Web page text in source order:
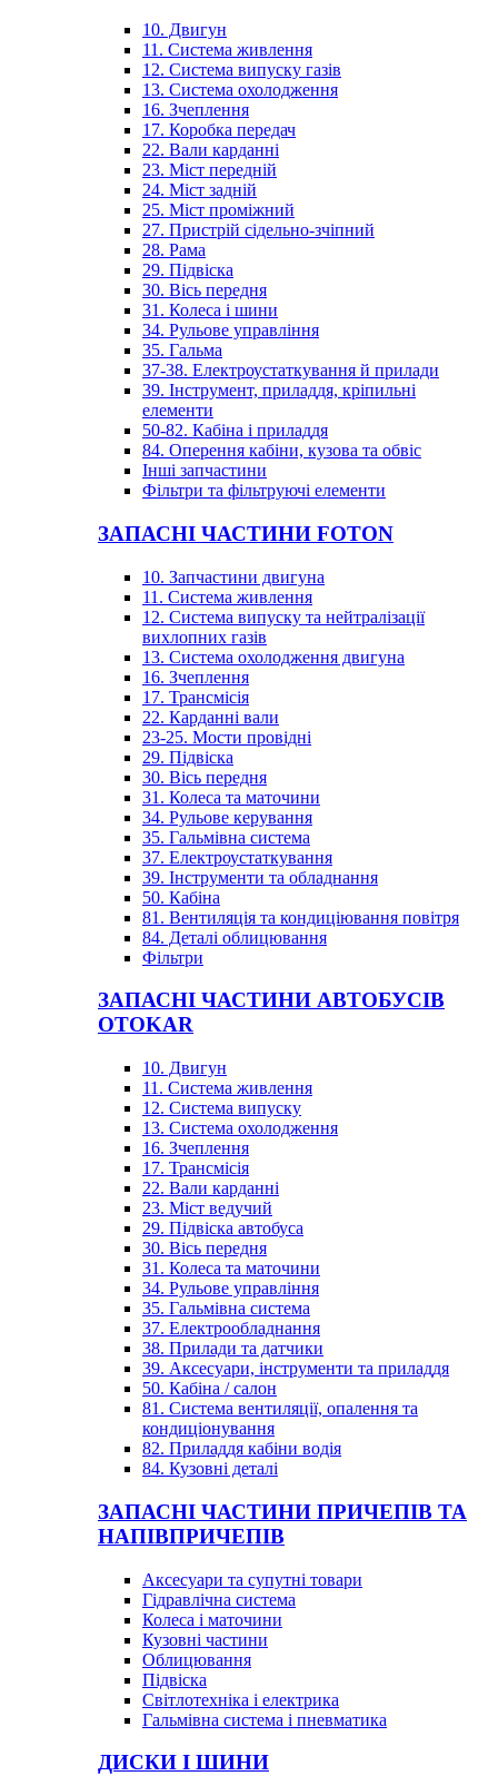
10. Двигун
11. Система живлення
12. Система випуску газів
13. Система охолодження
16. Зчеплення
17. Коробка передач
22. Вали карданні
23. Міст передній
24. Міст задній
25. Міст проміжний
27. Пристрій сідельно-зчіпний
28. Рама
29. Підвіска
30. Вісь передня
31. Колеса і шини
34. Рульове управління
35. Гальма
37-38. Електроустаткування й прилади
39. Інструмент, приладдя, кріпильні
елементи
50-82. Кабіна і приладдя
84. Оперення кабіни, кузова та обвіс
Інші запчастини
Фільтри та фільтруючі елементи
ЗАПАСНІ ЧАСТИНИ FOTON
10. Запчастини двигуна
11. Система живлення
12. Система випуску та нейтралізації
вихлопних газів
13. Система охолодження двигуна
16. Зчеплення
17. Трансмісія
22. Карданні вали
23-25. Мости провідні
29. Підвіска
30. Вісь передня
31. Колеса та маточини
34. Рульове керування
35. Гальмівна система
37. Електроустаткування
39. Інструменти та обладнання
50. Кабіна
81. Вентиляція та кондиціювання повітря
84. Деталі облицювання
Фільтри
ЗАПАСНІ ЧАСТИНИ АВТОБУСІВ
OTOKAR
10. Двигун
11. Система живлення
12. Система випуску
13. Система охолодження
16. Зчеплення
17. Трансмісія
22. Вали карданні
23. Міст ведучий
29. Підвіска автобуса
30. Вісь передня
31. Колеса та маточини
34. Рульове управління
35. Гальмівна система
37. Електрообладнання
38. Прилади та датчики
39. Аксесуари, інструменти та приладдя
50. Кабіна / салон
81. Система вентиляції, опалення та
кондиціонування
82. Приладдя кабіни водія
84. Кузовні деталі
ЗАПАСНІ ЧАСТИНИ ПРИЧЕПІВ ТА
НАПІВПРИЧЕПІВ
Аксесуари та супутні товари
Гідравлічна система
Колеса і маточини
Кузовні частини
Облицювання
Підвіска
Світлотехніка і електрика
Гальмівна система і пневматика
ДИСКИ І ШИНИ